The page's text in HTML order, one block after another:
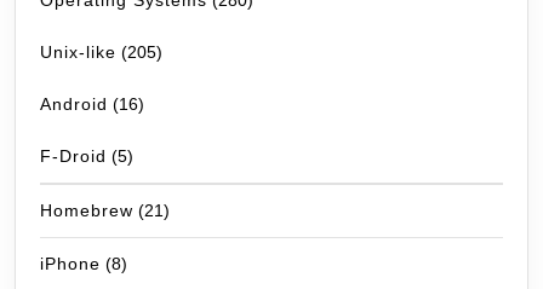
Unix-like (205)
Android (16)
F-Droid (5)
Homebrew (21)
iPhone (8)